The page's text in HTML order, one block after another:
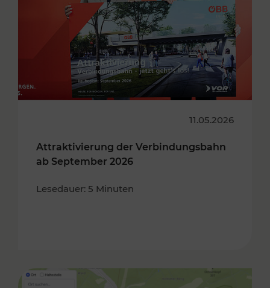
11.05.2026
Attraktivierung der Verbindungsbahn
ab September 2026
Lesedauer: 5 Minuten